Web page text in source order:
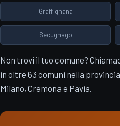
Graffignana
Secugnago
Non trovi il tuo comune?
in oltre 63 comuni nella
Milano, Cremona e Pavia.